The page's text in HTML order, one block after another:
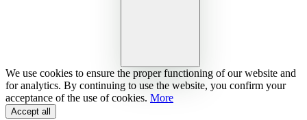
We use cookies to ensure the proper functioning of our website and
for analytics. By continuing to use the website, you confirm your
acceptance of the use of cookies. More
Accept all